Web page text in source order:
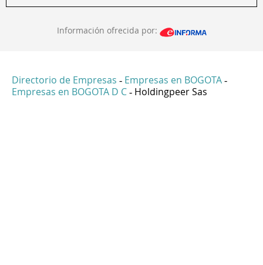
Información ofrecida por:
Directorio de Empresas - Empresas en BOGOTA -
Empresas en BOGOTA D C - Holdingpeer Sas